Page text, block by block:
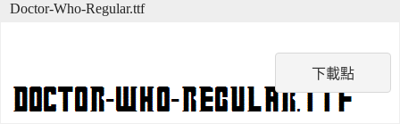
下載點
Doctor-Who-Regular.ttf